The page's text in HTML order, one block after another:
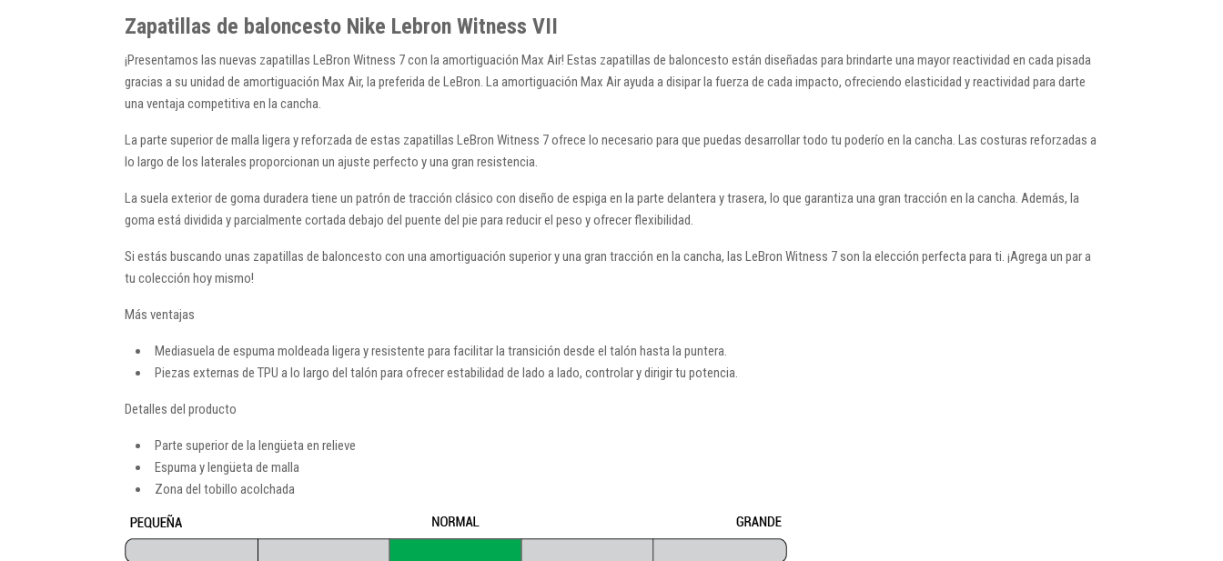
Zapatillas de baloncesto Nike Lebron Witness VII
¡Presentamos las nuevas zapatillas LeBron Witness 7 con la amortiguación Max Air! Estas zapatillas de baloncesto están diseñadas para brindarte una mayor reactividad en cada pisada
gracias a su unidad de amortiguación Max Air, la preferida de LeBron. La amortiguación Max Air ayuda a disipar la fuerza de cada impacto, ofreciendo elasticidad y reactividad para darte
una ventaja competitiva en la cancha.
La parte superior de malla ligera y reforzada de estas zapatillas LeBron Witness 7 ofrece lo necesario para que puedas desarrollar todo tu poderío en la cancha. Las costuras reforzadas a
lo largo de los laterales proporcionan un ajuste perfecto y una gran resistencia.
La suela exterior de goma duradera tiene un patrón de tracción clásico con diseño de espiga en la parte delantera y trasera, lo que garantiza una gran tracción en la cancha. Además, la
goma está dividida y parcialmente cortada debajo del puente del pie para reducir el peso y ofrecer flexibilidad.
Si estás buscando unas zapatillas de baloncesto con una amortiguación superior y una gran tracción en la cancha, las LeBron Witness 7 son la elección perfecta para ti. ¡Agrega un par a
tu colección hoy mismo!
Más ventajas
Mediasuela de espuma moldeada ligera y resistente para facilitar la transición desde el talón hasta la puntera.
Piezas externas de TPU a lo largo del talón para ofrecer estabilidad de lado a lado, controlar y dirigir tu potencia.
Detalles del producto
Parte superior de la lengüeta en relieve
Espuma y lengüeta de malla
Zona del tobillo acolchada